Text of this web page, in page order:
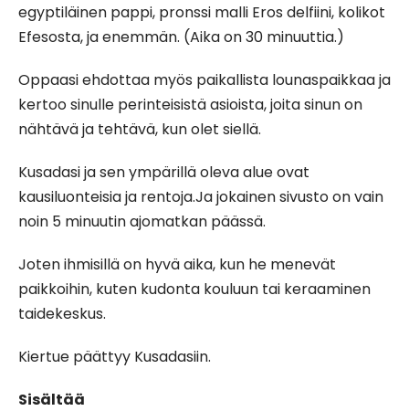
egyptiläinen pappi, pronssi malli Eros delfiini, kolikot
Efesosta, ja enemmän. (Aika on 30 minuuttia.)
Oppaasi ehdottaa myös paikallista lounaspaikkaa ja
kertoo sinulle perinteisistä asioista, joita sinun on
nähtävä ja tehtävä, kun olet siellä.
Kusadasi ja sen ympärillä oleva alue ovat
kausiluonteisia ja rentoja.Ja jokainen sivusto on vain
noin 5 minuutin ajomatkan päässä.
Joten ihmisillä on hyvä aika, kun he menevät
paikkoihin, kuten kudonta kouluun tai keraaminen
taidekeskus.
Kiertue päättyy Kusadasiin.
Sisältää